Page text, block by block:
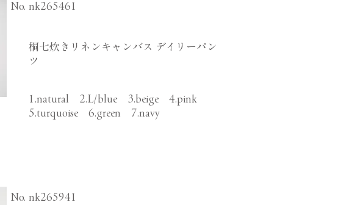
​No. nk265461
桐七炊きリネンキャンバス デイリーパン
ツ
1.natural 2.L/blue 3.beige 4.pink
5.turquoise 6.green 7.navy
​No. nk265941